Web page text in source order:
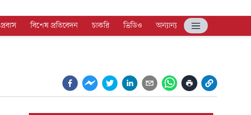
প্রবাস বিশেষ প্রতিবেদন চাকরি ভিডিও
অন্যান্য